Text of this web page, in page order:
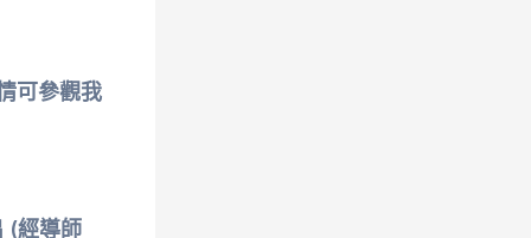
可參觀我
(經導師